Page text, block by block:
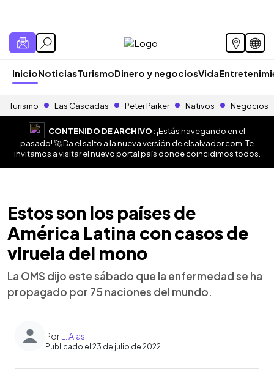
InicioNoticiasTurismoDinero y negociosVida
Turismo Las Cascadas Peter Parker Nativos Negocios
CONTENIDO DE ARCHIVO:¡Estás navegando en el
pasado! 🚀 Da el salto a la nueva versión deelsalvador.com . Te
invitamos a visitar el nuevo portal país donde coincidimos todos.
Estos son los países de
América Latina con casos de
viruela del mono
La OMS dijo este sábado que la enfermedad se ha
propagado por 75 naciones del mundo.
PorL. Alas
Publicado el 23 de julio de 2022